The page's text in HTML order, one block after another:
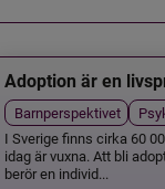
Adoption är en
Barnperspektivet
I Sverige finns cirka 60
idag är vuxna. Att bli
berör en individ...